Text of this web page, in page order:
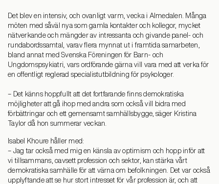
Det blev en intensiv, och ovanligt varm, vecka i Almedalen. Många
möten med såväl nya som gamla kontakter och kollegor, mycket
nätverkande och mängder av intressanta och givande panel- och
rundabordssamtal, varav flera mynnat ut i framtida samarbeten,
bland annat med Svenska Föreningen för Barn- och
Ungdomspsykiatri, vars ordförande gärna vill vara med att verka för
en offentligt reglerad specialistutbildning för psykologer.
– Det känns hoppfullt att det fortfarande finns demokratiska
möjligheter att gå ihop med andra som också vill bidra med
förbättringar och ett gemensamt samhällsbygge, säger Kristina
Taylor då hon summerar veckan.
Isabel Khoure håller med:
– Jag tar också med mig en känsla av optimism och hopp inför att
vi tillsammans, oavsett profession och sektor, kan stärka vårt
demokratiska samhälle för att värna om befolkningen. Det var också
upplyftande att se hur stort intresset för vår profession är, och att